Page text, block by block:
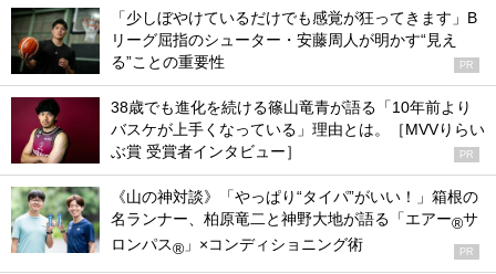
「少しぼやけているだけでも感覚が狂ってきます」B
リーグ屈指のシューター・安藤周人が明かす“見え
る”ことの重要性
PR
38歳でも進化を続ける篠山竜青が語る「10年前より
バスケが上手くなっている」理由とは。［MVVりらい
ぶ賞 受賞者インタビュー］
PR
《山の神対談》「やっぱり“タイパ”がいい！」箱根の
名ランナー、柏原竜二と神野大地が語る「エアー®サ
ロンパス® 」×コンディショニング術 PR